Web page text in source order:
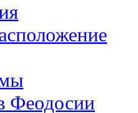
Феодосии